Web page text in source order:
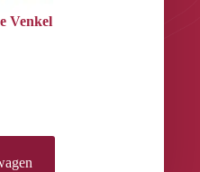
Venkel